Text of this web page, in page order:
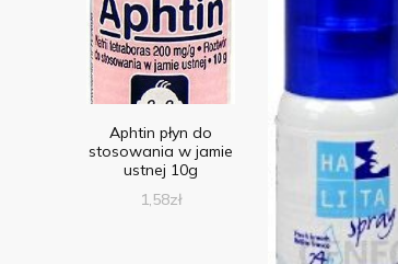
Aphtin płyn do
stosowania w jamie
ustnej 10g
1,58zł